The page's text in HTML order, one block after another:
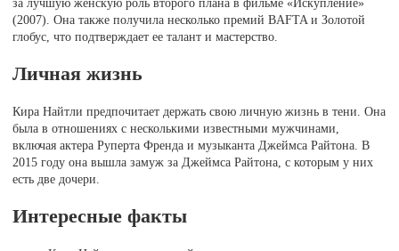
за лучшую женскую роль второго плана в фильме «Искупление»
(2007). Она также получила несколько премий BAFTA и Золотой
глобус, что подтверждает ее талант и мастерство.
Личная жизнь
Кира Найтли предпочитает держать свою личную жизнь в тени. Она
была в отношениях с несколькими известными мужчинами,
включая актера Руперта Френда и музыканта Джеймса Райтона. В
2015 году она вышла замуж за Джеймса Райтона, с которым у них
есть две дочери.
Интересные факты